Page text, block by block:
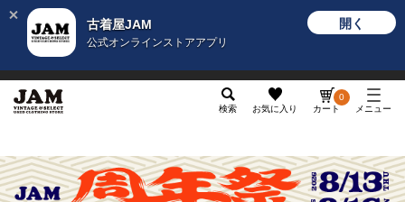
古着屋JAM
公式オンラインストアアプリ
開く
検索 お気に入り カート
0
メニュー